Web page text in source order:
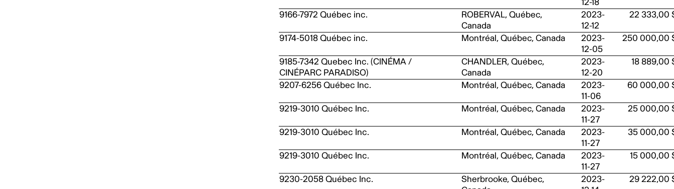
9166-7972 Québec inc.
ROBERVAL, Québec,
Canada
2023-
12-12
22 333,00
9174-5018 Québec inc. Montréal, Québec, Canada
2023-
12-05
250 000,00
9185-7342 Quebec Inc. (CINÉMA /
CINÉPARC PARADISO)
CHANDLER, Québec,
Canada
2023-
12-20
18 889,00
9207-6256 Québec Inc. Montréal, Québec, Canada
2023-
11-06
60 000,00
9219-3010 Québec Inc. Montréal, Québec, Canada
2023-
11-27
25 000,00
9219-3010 Québec Inc. Montréal, Québec, Canada
2023-
11-27
35 000,00
9219-3010 Québec Inc. Montréal, Québec, Canada
2023-
11-27
15 000,00
9230-2058 Québec Inc.
Sherbrooke, Québec,
2023-
29 222,00